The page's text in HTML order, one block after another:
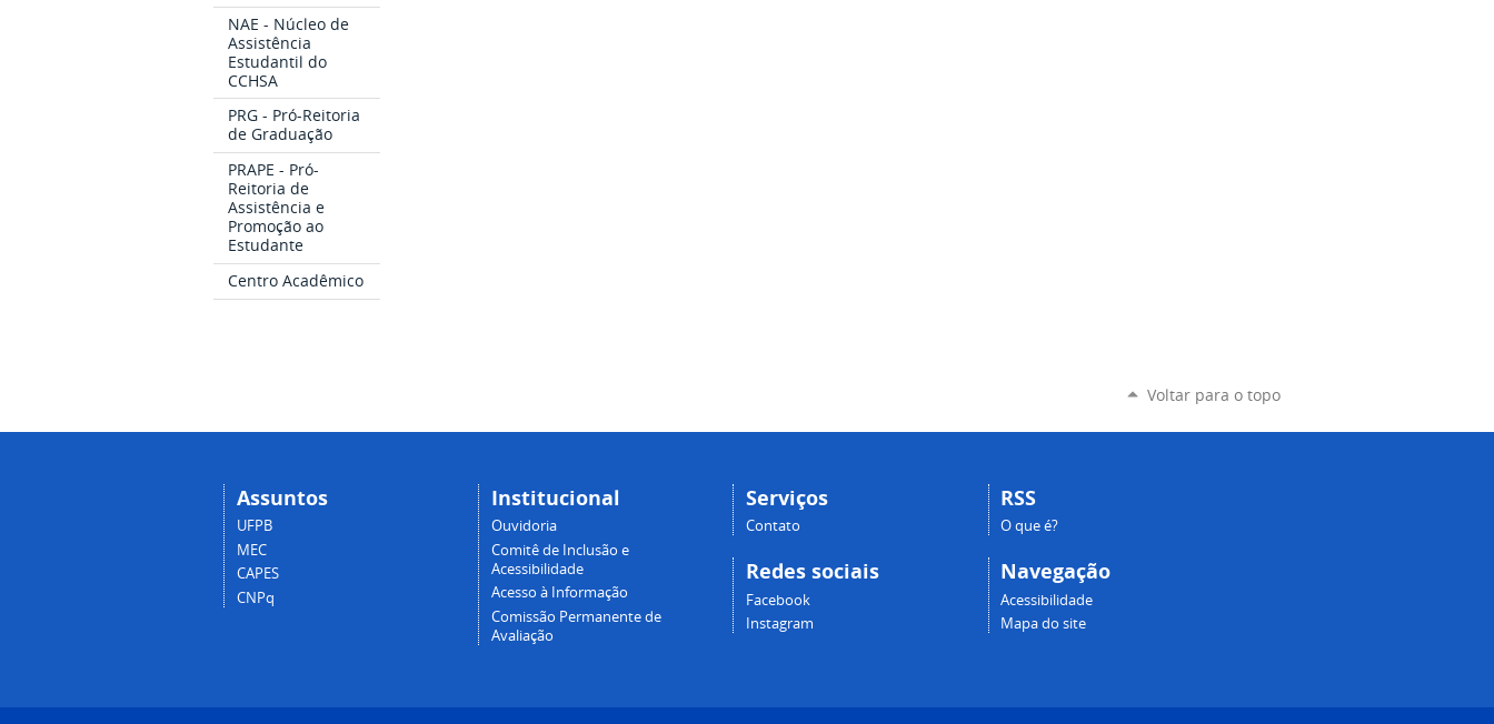
NAE - Núcleo de
Assistência
Estudantil do
CCHSA
PRG - Pró-Reitoria
de Graduação
PRAPE - Pró-
Reitoria de
Assistência e
Promoção ao
Estudante
Centro Acadêmico
Voltar para o topo
Assuntos
UFPB
MEC
CAPES
CNPq
Institucional
Ouvidoria
Comitê de Inclusão e
Acessibilidade
Acesso à Informação
Comissão Permanente de
Avaliação
Serviços
Contato
Redes sociais
Facebook
Instagram
RSS
O que é?
Navegação
Acessibilidade
Mapa do site